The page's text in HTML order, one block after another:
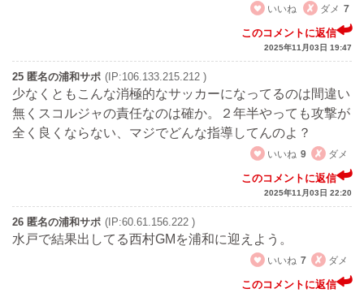
いいね
ダメ 7
このコメントに返信
2025年11月03日 19:47
25 匿名の浦和サポ (IP:106.133.215.212 )
少なくともこんな消極的なサッカーになってるのは間違い
無くスコルジャの責任なのは確か。２年半やっても攻撃が
全く良くならない、マジでどんな指導してんのよ？
いいね 9 ダメ
このコメントに返信
2025年11月03日 22:20
26 匿名の浦和サポ (IP:60.61.156.222 )
水戸で結果出してる西村GMを浦和に迎えよう。
いいね 7 ダメ
このコメントに返信